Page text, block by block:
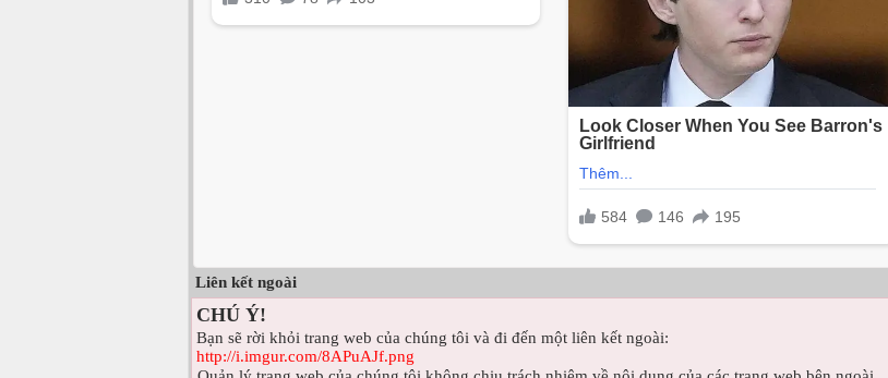
Liên kết ngoài
CHÚ Ý!
Bạn sẽ rời khỏi trang web của chúng tôi và đi đến một liên kết ngoài:
http://i.imgur.com/8APuAJf.png